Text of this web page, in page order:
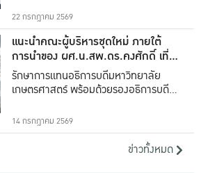
22 กรกฎาคม 2569
แนะนำคณะผู้บริหารชุดใหม่ ภายใต้
การนำของ ผศ.น.สพ.ดร.คงศักดิ์ เที่ยง
ธรรม
รักษาการแทนอธิการบดีมหาวิทยาลัย
เกษตรศาสตร์ พร้อมด้วยรองอธิการบดีทั้ง
14 กรกฎาคม 2569
ข่าวทั้งหมด